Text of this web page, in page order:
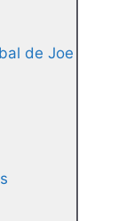
de Joe